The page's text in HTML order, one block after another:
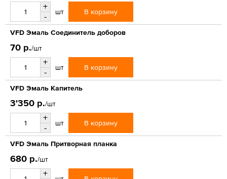
+
-
шт В корзину
VFD Эмаль Соединитель доборов
70 р./шт
+
-
шт В корзину
VFD Эмаль Капитель
3'350 р./шт
+
-
шт В корзину
VFD Эмаль Притворная планка
680 р./шт
+